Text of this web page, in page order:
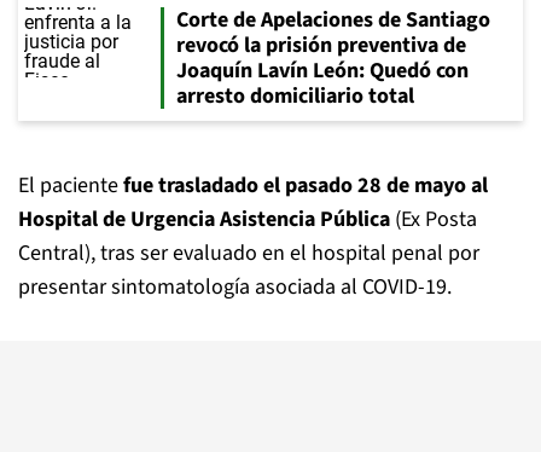
Corte de Apelaciones de Santiago
revocó la prisión preventiva de
Joaquín Lavín León: Quedó con
arresto domiciliario total
El pacientefue trasladado el pasado 28 de mayo al
Hospital de Urgencia Asistencia Pública (Ex Posta
Central), tras ser evaluado en el hospital penal por
presentar sintomatología asociada al COVID-19.